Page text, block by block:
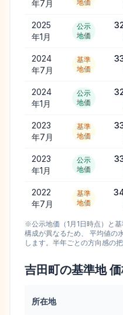
年7月
地価
2025
年1月
公示
地価
2024
年7月
基準
地価
2024
年1月
公示
地価
2023
年7月
基準
地価
2023
年1月
公示
地価
2022
年7月
基準
地価
※公示地価（1月1日時点）と
構成が異なるため、 平均値の
します。半年ごとの方向感の
吉田町の基準地
所在地